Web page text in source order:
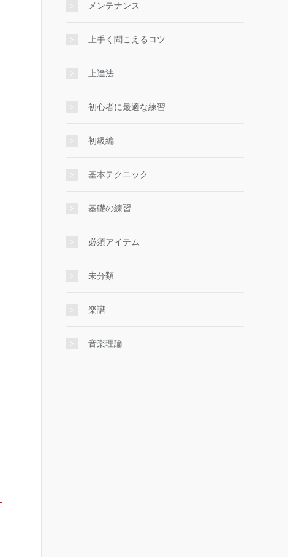
メンテナンス
上手く聞こえるコツ
上達法
初心者に最適な練習
初級編
基本テクニック
基礎の練習
必須アイテム
未分類
楽譜
音楽理論